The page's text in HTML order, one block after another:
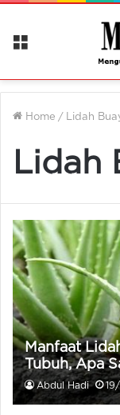
Menu
Home / Lidah
Lidah
Manfaat
Tubuh, Apa
Abdul Hadi